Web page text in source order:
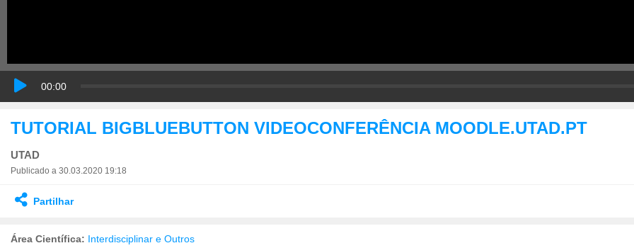
00:00
TUTORIAL BIGBLUEBUTTON VIDEOCONFERÊNCIA MOODLE.UTAD.PT
UTAD
Publicado a 30.03.2020 19:18
Partilhar
Área Científica: Interdisciplinar e Outros